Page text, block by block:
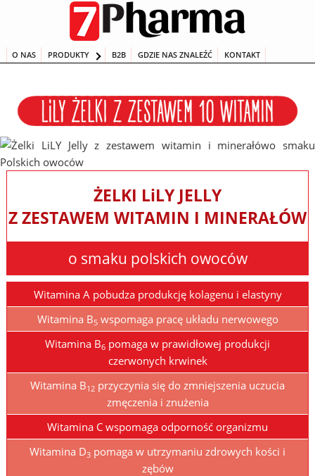
O NAS PRODUKTY B2B GDZIE NAS ZNALEŹĆ KONTAKT
ŻELKI LiLY JELLY
Z ZESTAWEM WITAMIN I MINERAŁÓW
o smaku polskich owoców
Witamina A pobudza produkcję kolagenu i elastyny
Witamina B5 wspomaga pracę układu nerwowego
Witamina B6 pomaga w prawidłowej produkcji
czerwonych krwinek
Witamina B12 przyczynia się do zmniejszenia uczucia
zmęczenia i znużenia
Witamina C wspomaga odporność organizmu
Witamina D3 pomaga w utrzymaniu zdrowych kości i
zębów